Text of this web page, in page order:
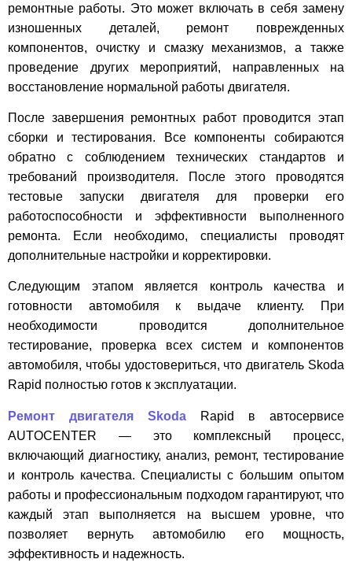
ремонтные работы. Это может включать в себя замену
изношенных деталей, ремонт поврежденных
компонентов, очистку и смазку механизмов, а также
проведение других мероприятий, направленных на
восстановление нормальной работы двигателя.
После завершения ремонтных работ проводится этап
сборки и тестирования. Все компоненты собираются
обратно с соблюдением технических стандартов и
требований производителя. После этого проводятся
тестовые запуски двигателя для проверки его
работоспособности и эффективности выполненного
ремонта. Если необходимо, специалисты проводят
дополнительные настройки и корректировки.
Следующим этапом является контроль качества и
готовности автомобиля к выдаче клиенту. При
необходимости проводится дополнительное
тестирование, проверка всех систем и компонентов
автомобиля, чтобы удостовериться, что двигатель Skoda
Rapid полностью готов к эксплуатации.
Ремонт двигателя Skoda Rapid в автосервисе
AUTOCENTER — это комплексный процесс,
включающий диагностику, анализ, ремонт, тестирование
и контроль качества. Специалисты с большим опытом
работы и профессиональным подходом гарантируют, что
каждый этап выполняется на высшем уровне, что
позволяет вернуть автомобилю его мощность,
эффективность и надежность.